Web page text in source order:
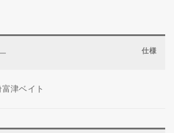
仕様
津ベイト